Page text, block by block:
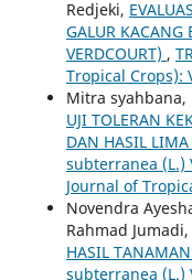
Redjeki,
GALUR
VERDCOURT) ,
Tropical Crops):
Mitra syahbana,
UJI TOLERAN
DAN HASIL
subterranea (L.)
Journal of
Novendra
Rahmad Jumadi,
HASIL
subterranea (L.)